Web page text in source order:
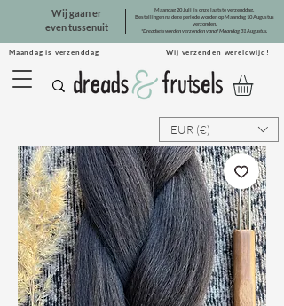
Maandag is verzenddag Wij verzenden wereldwijd!
Wij gaan er
even tussenuit
Maandag 20 Juli is onze laatste verzenddag.
Bestellingen na deze periode worden op Maandag 10 Augustus
verzonden.
*Dreadsets worden verzonden vanaf Maandag 31 Augustus.
EUR (€)